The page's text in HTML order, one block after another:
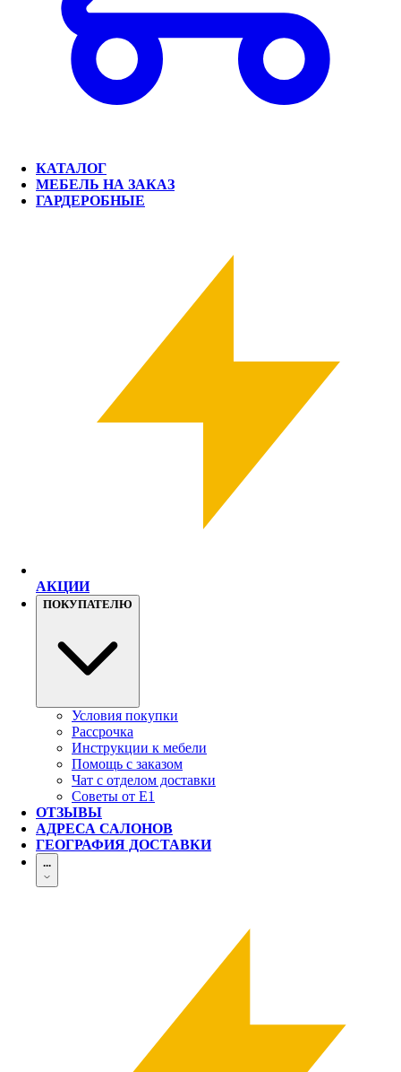
КАТАЛОГ
МЕБЕЛЬ НА ЗАКАЗ
ГАРДЕРОБНЫЕ
АКЦИИ
ПОКУПАТЕЛЮ
Условия покупки
Рассрочка
Инструкции к мебели
Помощь с заказом
Чат с отделом доставки
Советы от Е1
ОТЗЫВЫ
АДРЕСА САЛОНОВ
ГЕОГРАФИЯ ДОСТАВКИ
...